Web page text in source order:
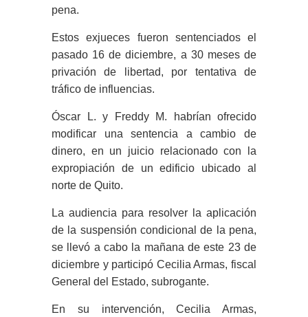
pena.
Estos exjueces fueron sentenciados el
pasado 16 de diciembre, a 30 meses de
privación de libertad, por tentativa de
tráfico de influencias.
Óscar L. y Freddy M. habrían ofrecido
modificar una sentencia a cambio de
dinero, en un juicio relacionado con la
expropiación de un edificio ubicado al
norte de Quito.
La audiencia para resolver la aplicación
de la suspensión condicional de la pena,
se llevó a cabo la mañana de este 23 de
diciembre y participó Cecilia Armas, fiscal
General del Estado, subrogante.
En su intervención, Cecilia Armas,